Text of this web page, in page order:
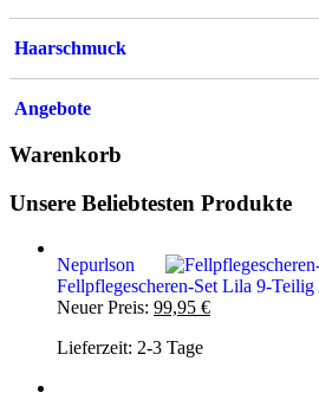
Haarschmuck
Angebote
Warenkorb
Unsere Beliebtesten Produkte
Nepurlson
Fellpflegescheren-Set Lila 9-Teilig
Neuer Preis: 99,95 €Aktueller
Lieferzeit: 2-3 Tage